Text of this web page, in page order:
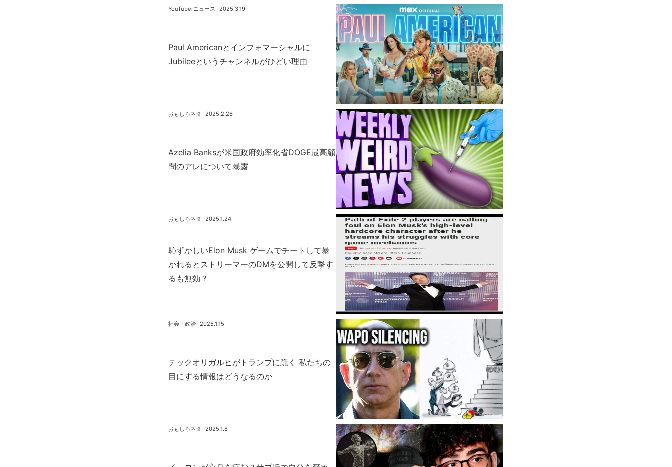
Paul Americanとインフォマーシャルに
Jubileeというチャンネルがひどい理由
2025.3.19
YouTuberニュース
Azelia Banksが米国政府効率化省DOGE最高顧
問のアレについて暴露
2025.2.26
おもしろネタ
恥ずかしいElon Musk ゲームでチートして暴
かれるとストリーマーのDMを公開して反撃す
るも無効？
2025.1.24
おもしろネタ
テックオリガルヒがトランプに跪く 私たちの
目にする情報はどうなるのか
2025.1.15
社会・政治
2025.1.8
おもしろネタ